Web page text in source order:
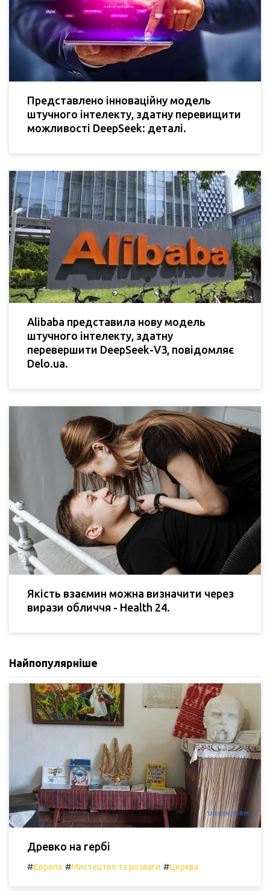
Представлено інноваційну модель
штучного інтелекту, здатну перевищити
можливості DeepSeek: деталі.
Alibaba представила нову модель
штучного інтелекту, здатну
перевершити DeepSeek-V3, повідомляє
Delo.ua.
Якість взаємин можна визначити через
вирази обличчя - Health 24.
Найпопулярніше
Древко на гербі
#Європа #Мистецтво та розваги #Церква